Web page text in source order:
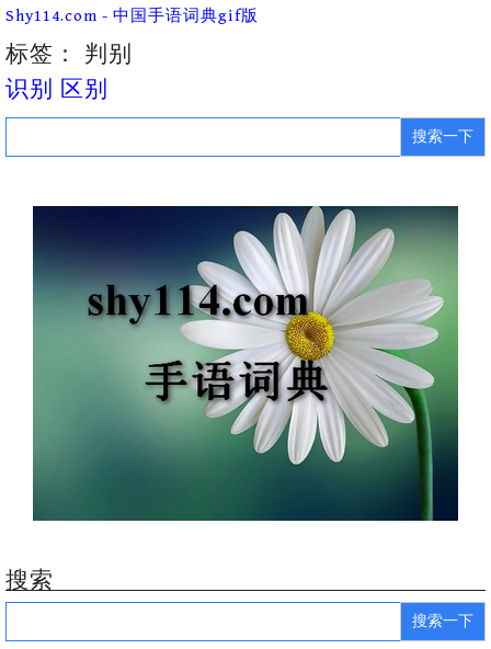
Skip
content
Shy114.com - 中国手语词典gif版
标签： 判别
识别 区别
Search
搜索
Search